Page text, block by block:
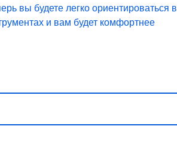
вы будете легко ориентироваться в
и вам будет комфортнее